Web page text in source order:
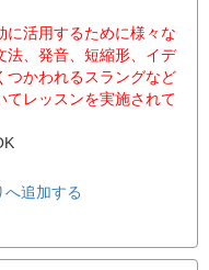
に活用するために様々な
法、発音、短縮形、イデ
つかわれるスラングなど
てレッスンを実施されて
へ追加する